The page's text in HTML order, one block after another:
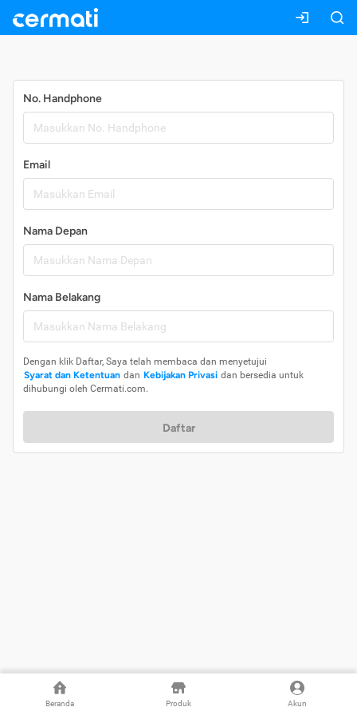
Beranda Produk Akun
No. Handphone
Email
Nama Depan
Nama Belakang
Dengan klik Daftar, Saya telah membaca dan menyetujui
Syarat dan Ketentuan dan Kebijakan Privasi dan bersedia untuk
dihubungi oleh Cermati.com.
Daftar